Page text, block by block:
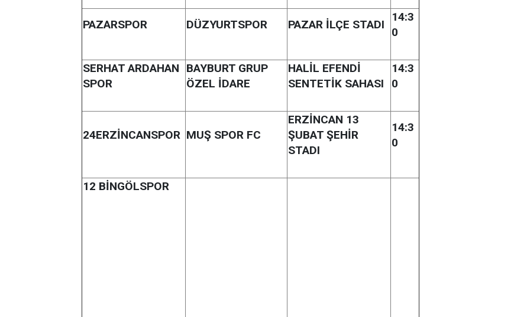
PAZARSPOR DÜZYURTSPOR PAZAR İLÇE STADI
14:3
0
SERHAT ARDAHAN
SPOR
BAYBURT GRUP
ÖZEL İDARE
HALİL EFENDİ
SENTETİK SAHASI
14:3
0
24ERZİNCANSPOR MUŞ SPOR FC
ERZİNCAN 13
ŞUBAT ŞEHİR
STADI
14:3
0
12 BİNGÖLSPOR